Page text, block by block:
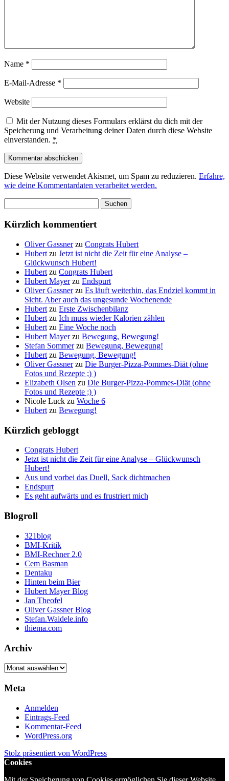
Name *
E-Mail-Adresse *
Website
Mit der Nutzung dieses Formulars erklärst du dich mit der
Speicherung und Verarbeitung deiner Daten durch diese Website
einverstanden. *
Diese Website verwendet Akismet, um Spam zu reduzieren. Erfahre,
wie deine Kommentardaten verarbeitet werden.
nach:
Kürzlich kommentiert
Oliver Gassnerzu Congrats Hubert
Hubert zu Jetzt ist nicht die Zeit für eine Analyse –
Glückwunsch Hubert!
Hubert zu Congrats Hubert
Hubert Mayerzu Endspurt
Oliver Gassnerzu Es läuft weiterhin, das Endziel kommt in
Sicht. Aber auch das ungesunde Wochenende
Hubert zu Erste Zwischenbilanz
Hubert zu Ich muss wieder Kalorien zählen
Hubert zu Eine Woche noch
Hubert Mayerzu Bewegung, Bewegung!
Stefan Sommerzu Bewegung, Bewegung!
Hubert zu Bewegung, Bewegung!
Oliver Gassnerzu Die Burger-Pizza-Pommes-Diät (ohne
Fotos und Rezepte ;) )
Elizabeth Olsen zu Die Burger-Pizza-Pommes-Diät (ohne
Fotos und Rezepte ;) )
Nicole Luck zu Woche 6
Hubert zu Bewegung!
Kürzlich gebloggt
Congrats Hubert
Jetzt ist nicht die Zeit für eine Analyse – Glückwunsch
Hubert!
Aus und vorbei das Duell, Sack dichtmachen
Endspurt
Es geht aufwärts und es frustriert mich
Blogroll
321blog
BMI-Kritik
BMI-Rechner 2.0
Cem Basman
Dentaku
Hinten beim Bier
Hubert Mayer Blog
Jan Theofel
Oliver Gassner Blog
Stefan.Waidele.info
thiema.com
Archiv
Archiv
Meta
Anmelden
Eintrags-Feed
Kommentar-Feed
WordPress.org
Stolz präsentiert von WordPress
Cookies